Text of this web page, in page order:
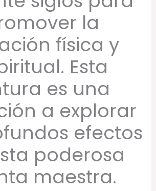
la
física y
Esta
es una
a explorar
efectos
poderosa
maestra.